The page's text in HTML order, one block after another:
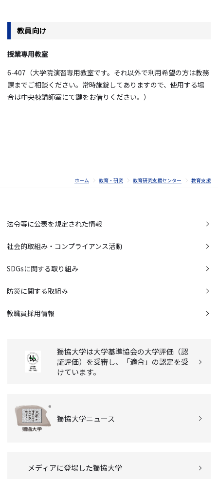
教員向け
授業専用教室
6-407（大学院演習専用教室です。それ以外で利用希望の方は教務
課までご相談ください。常時施錠してありますので、使用する場
合は中央棟講師室にて鍵をお借りください。）
ホーム 教育・研究 教育研究支援センター 教育支援
法令等に公表を規定された情報
社会的取組み・コンプライアンス活動
SDGsに関する取り組み
防災に関する取組み
教職員採用情報
獨協大学は大学基準協会の大学評価（認
証評価）を受審し、「適合」の認定を受
けています。
獨協大学ニュース
メディアに登場した獨協大学